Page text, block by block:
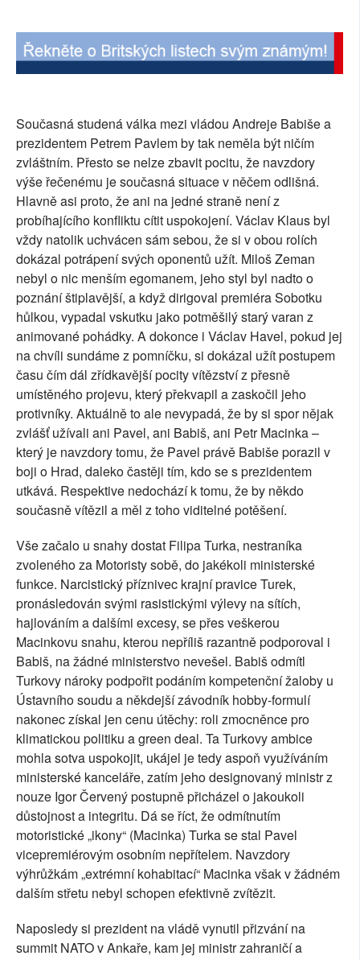
Současná studená válka mezi vládou Andreje Babiše a
prezidentem Petrem Pavlem by tak neměla být ničím
zvláštním. Přesto se nelze zbavit pocitu, že navzdory
výše řečenému je současná situace v něčem odlišná.
Hlavně asi proto, že ani na jedné straně není z
probíhajícího konfliktu cítit uspokojení. Václav Klaus byl
vždy natolik uchvácen sám sebou, že si v obou rolích
dokázal potrápení svých oponentů užít. Miloš Zeman
nebyl o nic menším egomanem, jeho styl byl nadto o
poznání štiplavější, a když dirigoval premiéra Sobotku
hůlkou, vypadal vskutku jako potměšilý starý varan z
animované pohádky. A dokonce i Václav Havel, pokud jej
na chvíli sundáme z pomníčku, si dokázal užít postupem
času čím dál zřídkavější pocity vítězství z přesně
umístěného projevu, který překvapil a zaskočil jeho
protivníky. Aktuálně to ale nevypadá, že by si spor nějak
zvlášť užívali ani Pavel, ani Babiš, ani Petr Macinka –
který je navzdory tomu, že Pavel právě Babiše porazil v
boji o Hrad, daleko častěji tím, kdo se s prezidentem
utkává. Respektive nedochází k tomu, že by někdo
současně vítězil a měl z toho viditelné potěšení.
Vše začalo u snahy dostat Filipa Turka, nestraníka
zvoleného za Motoristy sobě, do jakékoli ministerské
funkce. Narcistický příznivec krajní pravice Turek,
pronásledován svými rasistickými výlevy na sítích,
hajlováním a dalšími excesy, se přes veškerou
Macinkovu snahu, kterou nepříliš razantně podporoval i
Babiš, na žádné ministerstvo nevešel. Babiš odmítl
Turkovy nároky podpořit podáním kompetenční žaloby u
Ústavního soudu a někdejší závodník hobby-formulí
nakonec získal jen cenu útěchy: roli zmocněnce pro
klimatickou politiku a green deal. Ta Turkovy ambice
mohla sotva uspokojit, ukájel je tedy aspoň využíváním
ministerské kanceláře, zatím jeho designovaný ministr z
nouze Igor Červený postupně přicházel o jakoukoli
důstojnost a integritu. Dá se říct, že odmítnutím
motoristické „ikony“ (Macinka) Turka se stal Pavel
vicepremiérovým osobním nepřítelem. Navzdory
výhrůžkám „extrémní kohabitací“ Macinka však v žádném
dalším střetu nebyl schopen efektivně zvítězit.
Naposledy si prezident na vládě vynutil přizvání na
summit NATO v Ankaře, kam jej ministr zahraničí a